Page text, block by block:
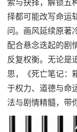
择都可能改写命运
问。画风延续原著
配合悬念迭起的剧
反复权衡。无论是
思，《死亡笔记：
于权力、道德与命
法与剧情精髓，带